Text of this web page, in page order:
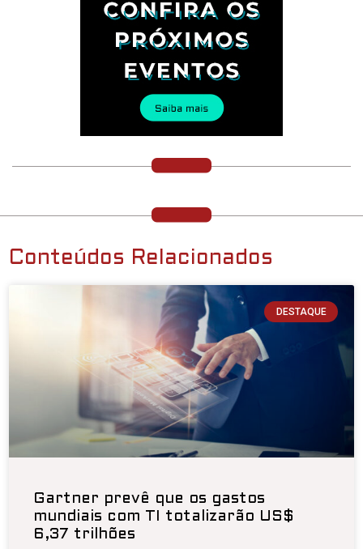
Conteúdos Relacionados
DESTAQUE
Gartner prevê que os gastos
mundiais com TI totalizarão US$
6,37 trilhões